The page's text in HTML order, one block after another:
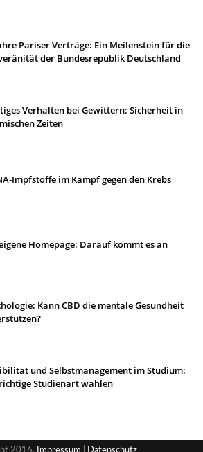
Pariser Verträge: Ein Meilenstein für die
der Bundesrepublik Deutschland
Verhalten bei Gewittern: Sicherheit in
Zeiten
Impfstoffe im Kampf gegen den Krebs
Homepage: Darauf kommt es an
Kann CBD die mentale Gesundheit
und Selbstmanagement im Studium:
Studienart wählen